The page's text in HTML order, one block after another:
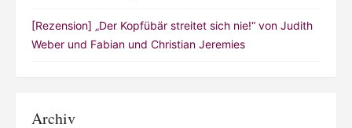
[Rezension] „Der Kopfübär streitet sich nie!“ von Judith
Weber und Fabian und Christian Jeremies
Archiv